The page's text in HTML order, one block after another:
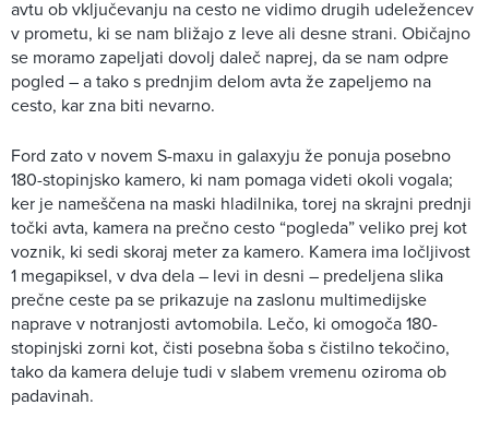
avtu ob vključevanju na cesto ne vidimo drugih udeležencev
v prometu, ki se nam bližajo z leve ali desne strani. Običajno
se moramo zapeljati dovolj daleč naprej, da se nam odpre
pogled – a tako s prednjim delom avta že zapeljemo na
cesto, kar zna biti nevarno.
Ford zato v novem S-maxu in galaxyju že ponuja posebno
180-stopinjsko kamero, ki nam pomaga videti okoli vogala;
ker je nameščena na maski hladilnika, torej na skrajni prednji
točki avta, kamera na prečno cesto “pogleda” veliko prej kot
voznik, ki sedi skoraj meter za kamero. Kamera ima ločljivost
1 megapiksel, v dva dela – levi in desni – predeljena slika
prečne ceste pa se prikazuje na zaslonu multimedijske
naprave v notranjosti avtomobila. Lečo, ki omogoča 180-
stopinjski zorni kot, čisti posebna šoba s čistilno tekočino,
tako da kamera deluje tudi v slabem vremenu oziroma ob
padavinah.